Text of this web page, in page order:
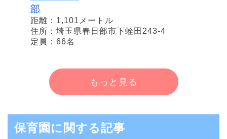
部
距離：1,101メートル
住所：埼玉県春日部市下蛭田243-4
定員：66名
もっと見る
保育園に関する記事